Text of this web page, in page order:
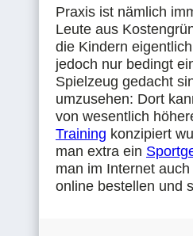
Praxis ist nämlich
Leute aus
die Kindern
jedoch nur bedingt
Spielzeug gedacht
umzusehen: Dort
von wesentlich
Training konzipiert
man extra ein
man im Internet
online bestellen und